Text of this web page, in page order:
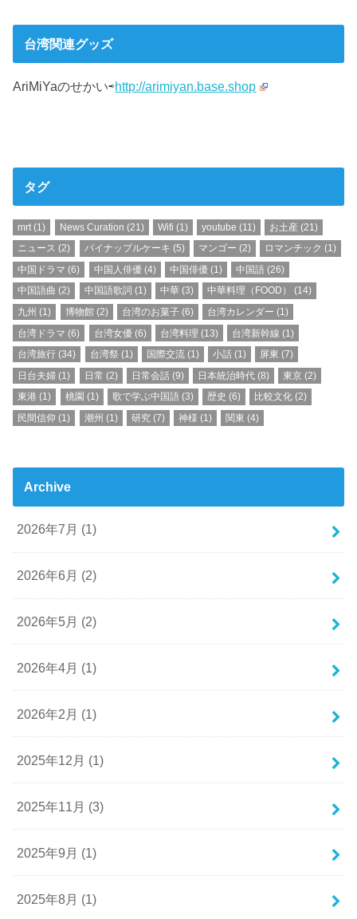
台湾関連グッズ
AriMiYaのせかい⇨http://arimiyan.base.shop
タグ
mrt (1) News Curation (21) Wifi (1) youtube (11) お土産 (21)
ニュース (2) パイナップルケーキ (5) マンゴー (2) ロマンチック (1)
中国ドラマ (6) 中国人俳優(4) 中国俳優(1) 中国語 (26)
中国語曲 (2) 中国語歌詞 (1) 中華(3) 中華料理（FOOD）
(14)
九州 (1) 博物館(2) 台湾のお菓子(6) 台湾カレンダー (1)
台湾ドラマ (6) 台湾女優(6) 台湾料理 (13) 台湾新幹線 (1)
台湾旅行 (34) 台湾祭 (1) 国際交流(1) 小話 (1) 屏東 (7)
日台夫婦 (1) 日常 (2) 日常会話(9) 日本統治時代 (8) 東京 (2)
東港 (1) 桃園 (1) 歌で学ぶ中国語 (3) 歴史 (6) 比較文化 (2)
民間信仰 (1) 潮州 (1) 研究(7) 神様 (1) 関東 (4)
Archive
2026年7月 (1)
2026年6月 (2)
2026年5月 (2)
2026年4月 (1)
2026年2月 (1)
2025年12月 (1)
2025年11月 (3)
2025年9月 (1)
2025年8月 (1)